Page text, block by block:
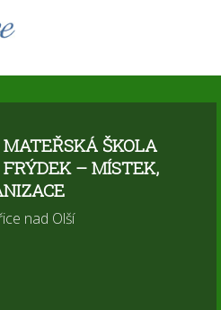
ŠKOLA
– MÍSTEK,
nad Olší